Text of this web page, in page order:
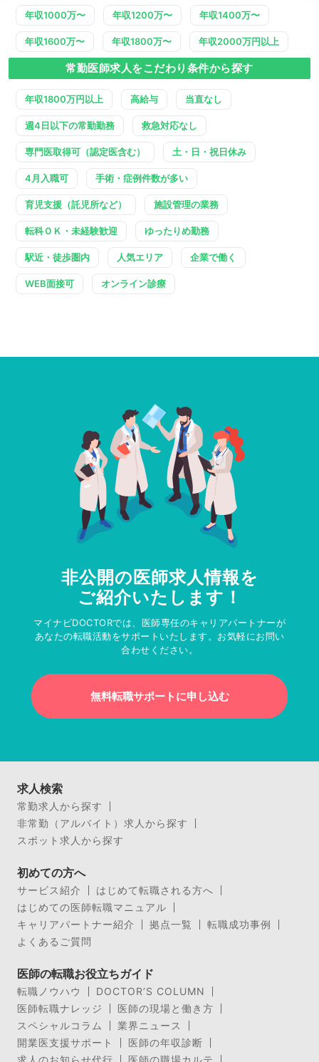
年収1000万〜 年収1200万〜 年収1400万〜
年収1600万〜 年収1800万〜 年収2000万円以上
常勤医師求人をこだわり条件から探す
年収1800万円以上 高給与 当直なし
週4日以下の常勤勤務 救急対応なし
専門医取得可（認定医含む） 土・日・祝日休み
4月入職可 手術・症例件数が多い
育児支援（託児所など） 施設管理の業務
転科ＯＫ・未経験歓迎 ゆったりめ勤務
駅近・徒歩圏内 人気エリア 企業で働く
WEB面接可 オンライン診療
非公開の医師求人情報を
ご紹介いたします！
マイナビDOCTORでは、医師専任のキャリアパートナーが
あなたの転職活動をサポートいたします。お気軽にお問い
合わせください。
無料転職サポートに申し込む
求人検索
常勤求人から探す
非常勤（アルバイト）求人から探す
スポット求人から探す
初めての方へ
サービス紹介
はじめて転職される方へ
はじめての医師転職マニュアル
キャリアパートナー紹介
拠点一覧
転職成功事例
よくあるご質問
医師の転職お役立ちガイド
転職ノウハウ
DOCTOR’S COLUMN
医師転職ナレッジ
医師の現場と働き方
スペシャルコラム
業界ニュース
開業医支援サポート
医師の年収診断
求人のお知らせ代行
医師の職場カルテ